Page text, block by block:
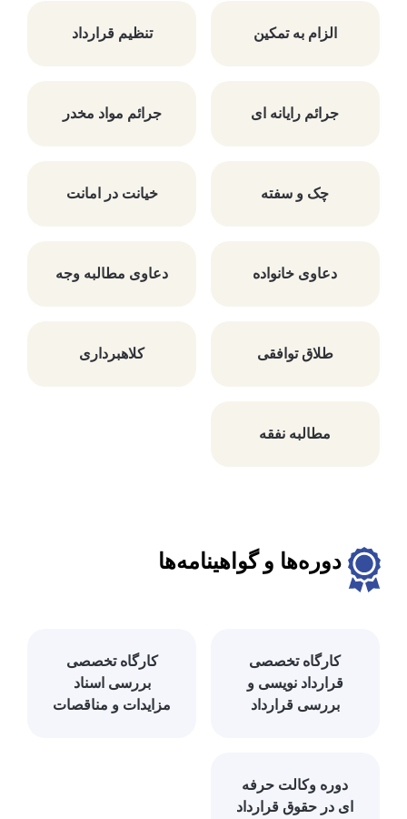
الزام به تمکین تنظیم قرارداد
جرائم رایانه ای جرائم مواد مخدر
چک و سفته خیانت در امانت
دعاوی خانواده دعاوی مطالبه وجه
طلاق توافقی کلاهبرداری
مطالبه نفقه
دوره‌ها و گواهینامه‌ها
کارگاه تخصصی
قرارداد نویسی و
بررسی قرارداد
کارگاه تخصصی
بررسی اسناد
مزایدات و مناقصات
دوره وکالت حرفه
ای در حقوق قرارداد